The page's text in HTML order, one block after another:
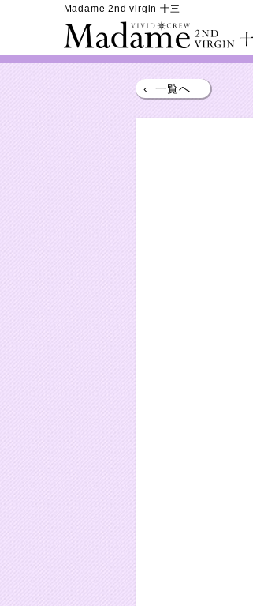
Madame 2nd virgin 十三
‹ 一覧へ